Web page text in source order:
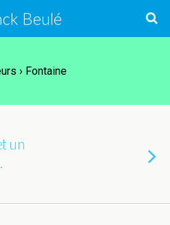
Beulé
› Fontaine
un